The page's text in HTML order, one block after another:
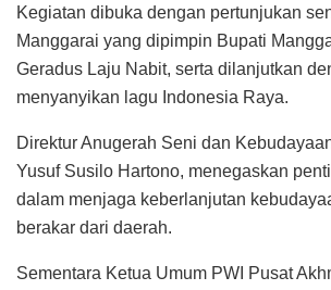
Kegiatan dibuka dengan pertunjukan
Manggarai yang dipimpin Bupati
Geradus Laju Nabit, serta dilanjutkan
menyanyikan lagu Indonesia Raya.
Direktur Anugerah Seni dan
Yusuf Susilo Hartono, menegaskan
dalam menjaga keberlanjutan
berakar dari daerah.
Sementara Ketua Umum PWI Pusat